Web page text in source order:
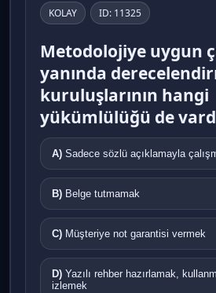
KOLAY ID: 11325
Metodolojiye uygun
yanında
kuruluşlarının hangi
yükümlülüğü de
A) Sadece sözlü açıklamayla
B) Belge tutmamak
C) Müşteriye not garantisi vermek
D)
izlemek